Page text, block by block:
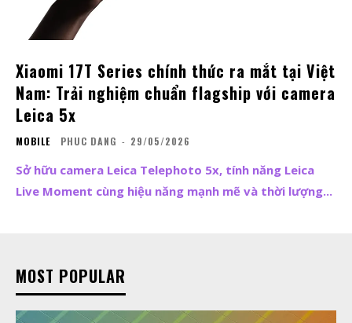
Xiaomi 17T Series chính thức ra mắt tại Việt
Nam: Trải nghiệm chuẩn flagship với camera
Leica 5x
MOBILE PHUC DANG - 29/05/2026
Sở hữu camera Leica Telephoto 5x, tính năng Leica
Live Moment cùng hiệu năng mạnh mẽ và thời lượng...
MOST POPULAR